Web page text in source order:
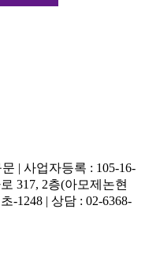
| 사업자등록 : 105-16-
317, 2층(아모제논현
-1248 | 상담 : 02-6368-